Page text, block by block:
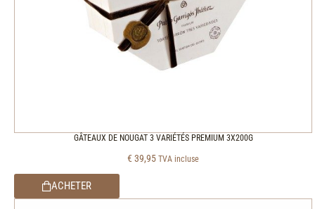
GÂTEAUX DE NOUGAT 3 VARIÉTÉS PREMIUM 3X200G
€ 39,95 TVA incluse
ACHETER